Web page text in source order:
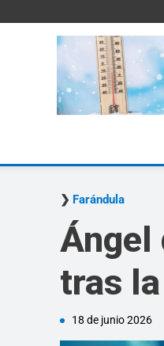
Farándula
Ángel
tras
18 de junio 2026